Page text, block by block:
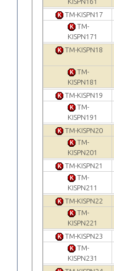
TM-KISPN17
TM-
KISPN171
TM-KISPN18
TM-
KISPN181
TM-KISPN19
TM-
KISPN191
TM-KISPN20
TM-
KISPN201
TM-KISPN21
TM-
KISPN211
TM-KISPN22
TM-
KISPN221
TM-KISPN23
TM-
KISPN231